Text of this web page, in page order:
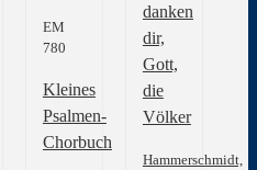
EM
780
Kleines
Psalmen-
Chorbuch
danken
dir,
Gott,
die
Völker
Hammerschmidt,